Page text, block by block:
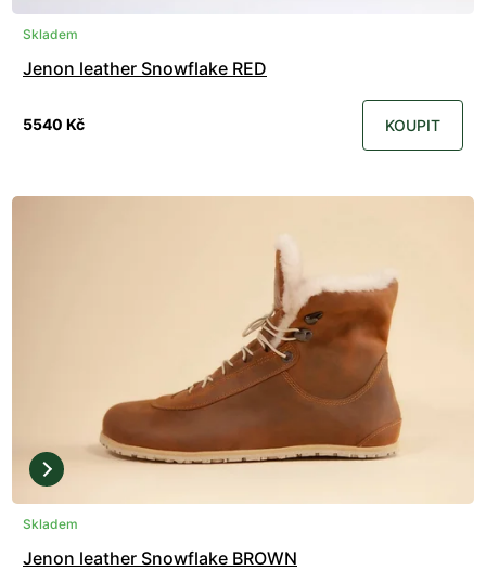
Skladem
Jenon leather Snowflake RED
5540 Kč KOUPIT
Skladem
Jenon leather Snowflake BROWN